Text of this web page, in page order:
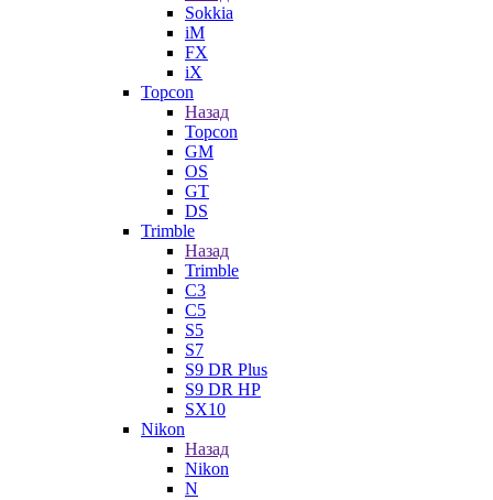
Sokkia
iM
FX
iX
Topcon
Назад
Topcon
GM
OS
GT
DS
Trimble
Назад
Trimble
C3
C5
S5
S7
S9 DR Plus
S9 DR HP
SX10
Nikon
Назад
Nikon
N